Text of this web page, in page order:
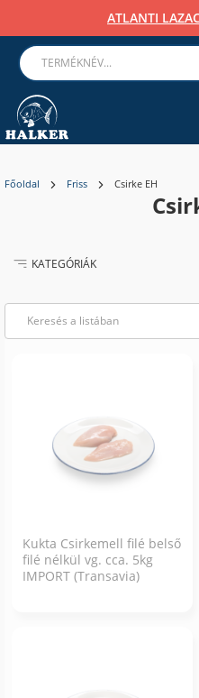
ATLANTI
Főoldal Friss Csirke EH
KATEGÓRIÁK
Kukta Csirkemell filé belső
filé nélkül vg. cca. 5kg
IMPORT (Transavia)